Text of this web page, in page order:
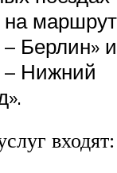
на
Берлин» и
– Нижний
входят: